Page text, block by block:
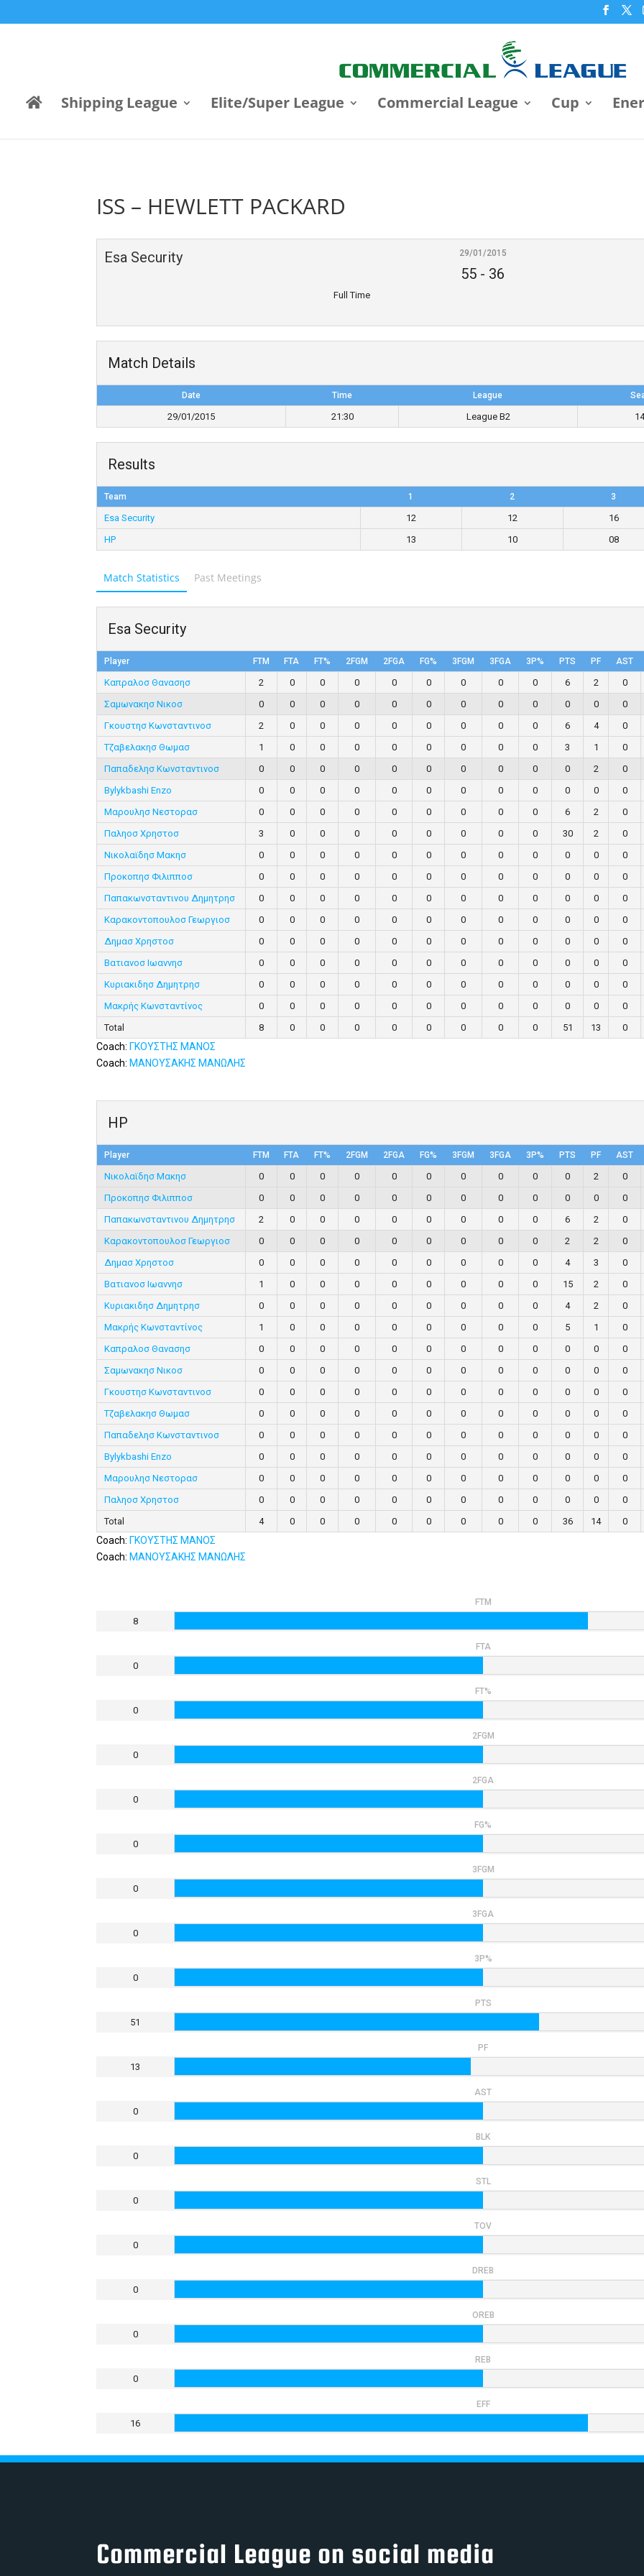
Shipping League Elite/Super League Commercial League Cup
ISS – HEWLETT PACKARD
Esa Security
29/01/2015
55 - 36
Full Time
Match Details
Date Time League
29/01/2015 21:30 League B2
Results
Team 1 2 3
Esa Security 12 12 16
HP
13 10 08
Match Statistics Past Meetings
Esa Security
Player FTM FTA FT% 2FGM 2FGA FG% 3FGM 3FGA 3P% PTS PF AST
Καπραλοσ Θανασησ 2 0 0 0 0 0 0 0 0 6 2 0
Σαμωνακησ Νικοσ
0 0 0 0 0 0 0 0 0 0 0 0
Γκουστησ Κωνσταντινοσ
2 0 0 0 0 0 0 0 0 6 4 0
Τζαβελακησ Θωμασ
1 0 0 0 0 0 0 0 0 3 1 0
Παπαδελησ Κωνσταντινοσ
0 0 0 0 0 0 0 0 0 0 2 0
Bylykbashi Enzo
0 0 0 0 0 0 0 0 0 0 0 0
Μαρουλησ Νεστορασ
0 0 0 0 0 0 0 0 0 6 2 0
Παληοσ Χρηστοσ
3 0 0 0 0 0 0 0 0 30 2 0
Νικολαϊδησ Μακησ
0 0 0 0 0 0 0 0 0 0 0 0
Προκοπησ Φιλιπποσ
0 0 0 0 0 0 0 0 0 0 0 0
Παπακωνσταντινου Δημητρησ
0 0 0 0 0 0 0 0 0 0 0 0
Καρακοντοπουλοσ Γεωργιοσ
0 0 0 0 0 0 0 0 0 0 0 0
Δημασ Χρηστοσ
0 0 0 0 0 0 0 0 0 0 0 0
Βατιανοσ Ιωαννησ
0 0 0 0 0 0 0 0 0 0 0 0
Κυριακιδησ Δημητρησ
0 0 0 0 0 0 0 0 0 0 0 0
Μακρής Κωνσταντίνος
0 0 0 0 0 0 0 0 0 0 0 0
Total
8 0 0 0 0 0 0 0 0 51 13 0
Coach: ΓΚΟΥΣΤΗΣ ΜΑΝΟΣ
Coach: ΜΑΝΟΥΣΑΚΗΣ ΜΑΝΩΛΗΣ
HP
Player FTM FTA FT% 2FGM 2FGA FG% 3FGM 3FGA 3P% PTS PF AST
Νικολαϊδησ Μακησ 0 0 0 0 0 0 0 0 0 0 2 0
Προκοπησ Φιλιπποσ
0 0 0 0 0 0 0 0 0 0 0 0
Παπακωνσταντινου Δημητρησ
2 0 0 0 0 0 0 0 0 6 2 0
Καρακοντοπουλοσ Γεωργιοσ
0 0 0 0 0 0 0 0 0 2 2 0
Δημασ Χρηστοσ
0 0 0 0 0 0 0 0 0 4 3 0
Βατιανοσ Ιωαννησ
1 0 0 0 0 0 0 0 0 15 2 0
Κυριακιδησ Δημητρησ
0 0 0 0 0 0 0 0 0 4 2 0
Μακρής Κωνσταντίνος
1 0 0 0 0 0 0 0 0 5 1 0
Καπραλοσ Θανασησ
0 0 0 0 0 0 0 0 0 0 0 0
Σαμωνακησ Νικοσ
0 0 0 0 0 0 0 0 0 0 0 0
Γκουστησ Κωνσταντινοσ
0 0 0 0 0 0 0 0 0 0 0 0
Τζαβελακησ Θωμασ
0 0 0 0 0 0 0 0 0 0 0 0
Παπαδελησ Κωνσταντινοσ
0 0 0 0 0 0 0 0 0 0 0 0
Bylykbashi Enzo
0 0 0 0 0 0 0 0 0 0 0 0
Μαρουλησ Νεστορασ
0 0 0 0 0 0 0 0 0 0 0 0
Παληοσ Χρηστοσ
0 0 0 0 0 0 0 0 0 0 0 0
Total
4 0 0 0 0 0 0 0 0 36 14 0
Coach: ΓΚΟΥΣΤΗΣ ΜΑΝΟΣ
Coach: ΜΑΝΟΥΣΑΚΗΣ ΜΑΝΩΛΗΣ
FTM
8
FTA
0
FT%
0
2FGM
0
2FGA
0
FG%
0
3FGM
0
3FGA
0
3P%
0
PTS
51
PF
13
AST
0
BLK
0
STL
0
TOV
0
DRΕB
0
OREB
0
REB
0
EFF
16
Commercial League on social media